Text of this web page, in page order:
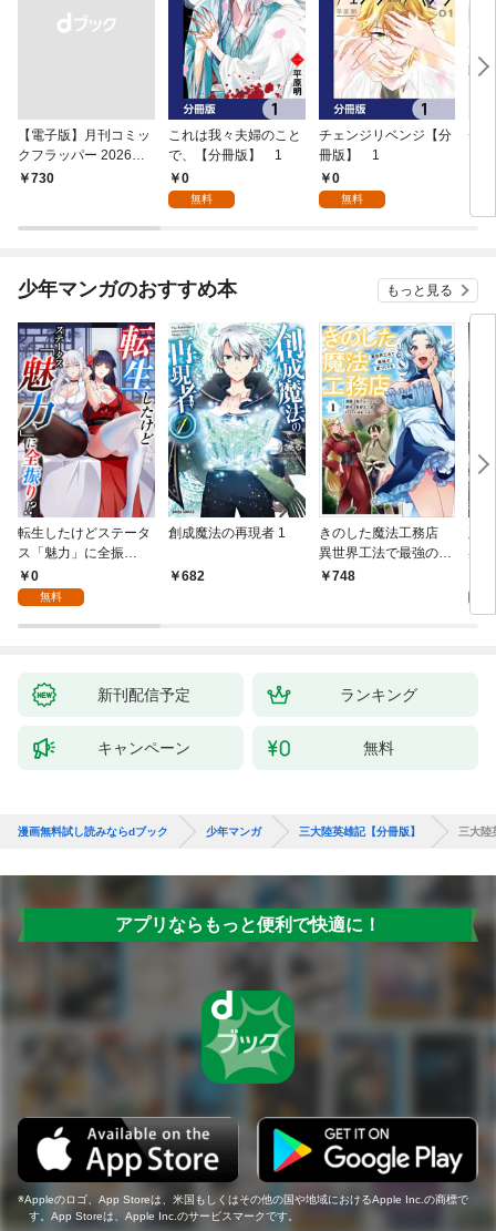
【電子版】月刊コミッ
クフラッパー 2026年9
月号
￥730
これは我々夫婦のこと
で、【分冊版】 1
0
無料
チェンジリベンジ【分
冊版】 1
0
無料
チ
少年マンガのおすすめ本 もっと見る
転生したけどステータ
ス「魅力」に全振
り！？(1)
0
無料
創成魔法の再現者 1
682
きのした魔法工務店
異世界工法で最強の家
づくりを（コミック）
748
兆
る
新刊配信予定 ランキング
キャンペーン 無料
漫画無料試し読みならdブック 少年マンガ 三大陸英雄記【分冊版】 三大陸
アプリならもっと便利で快適に！
Appleのロゴ、App Storeは、米国もしくはその他の国や地域におけるApple Inc.の商標で
す。App Storeは、Apple Inc.のサービスマークです。